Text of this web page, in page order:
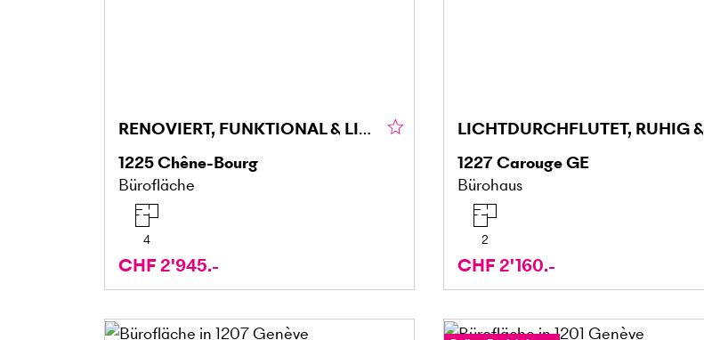
RENOVIERT, FUNKTIONAL & LICHTDURCHFLUTET
1225Chêne-Bourg
Bürofläche
4
CHF 2'945.-
1227Carouge GE
Bürohaus
2
CHF 2'160.-